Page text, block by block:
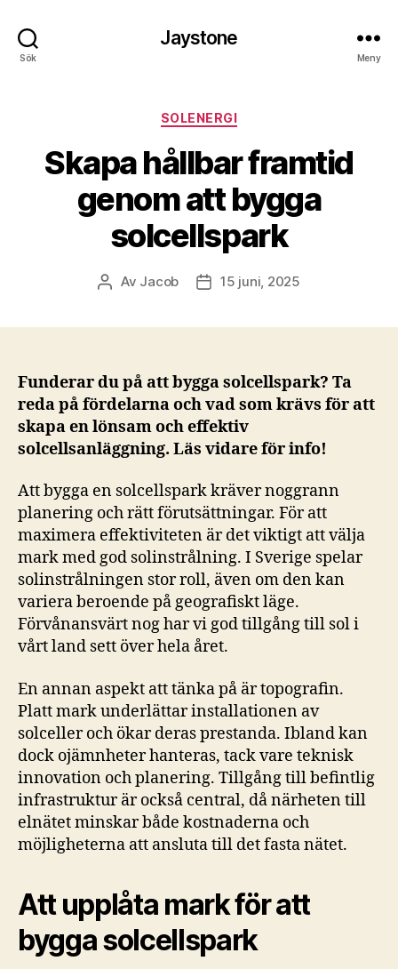
Sök
Jaystone
Meny
Kategorier
SOLENERGI
Skapa hållbar framtid
genom att bygga
solcellspark
Inläggsförfattare
Av Jacob Inläggsdatum
15 juni, 2025
Funderar du på att bygga solcellspark? Ta
reda på fördelarna och vad som krävs för att
skapa en lönsam och effektiv
solcellsanläggning. Läs vidare för info!
Att bygga en solcellspark kräver noggrann
planering och rätt förutsättningar. För att
maximera effektiviteten är det viktigt att välja
mark med god solinstrålning. I Sverige spelar
solinstrålningen stor roll, även om den kan
variera beroende på geografiskt läge.
Förvånansvärt nog har vi god tillgång till sol i
vårt land sett över hela året.
En annan aspekt att tänka på är topografin.
Platt mark underlättar installationen av
solceller och ökar deras prestanda. Ibland kan
dock ojämnheter hanteras, tack vare teknisk
innovation och planering. Tillgång till befintlig
infrastruktur är också central, då närheten till
elnätet minskar både kostnaderna och
möjligheterna att ansluta till det fasta nätet.
Att upplåta mark för att
bygga solcellspark